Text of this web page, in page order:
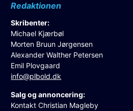
Redaktionen
Skribenter:
Michael Kjærbøl
Morten Bruun Jørgensen
Alexander Walther Petersen
Emil Plovgaard
info@plbold.dk
Salg og annoncering:
Kontakt Christian Magleby